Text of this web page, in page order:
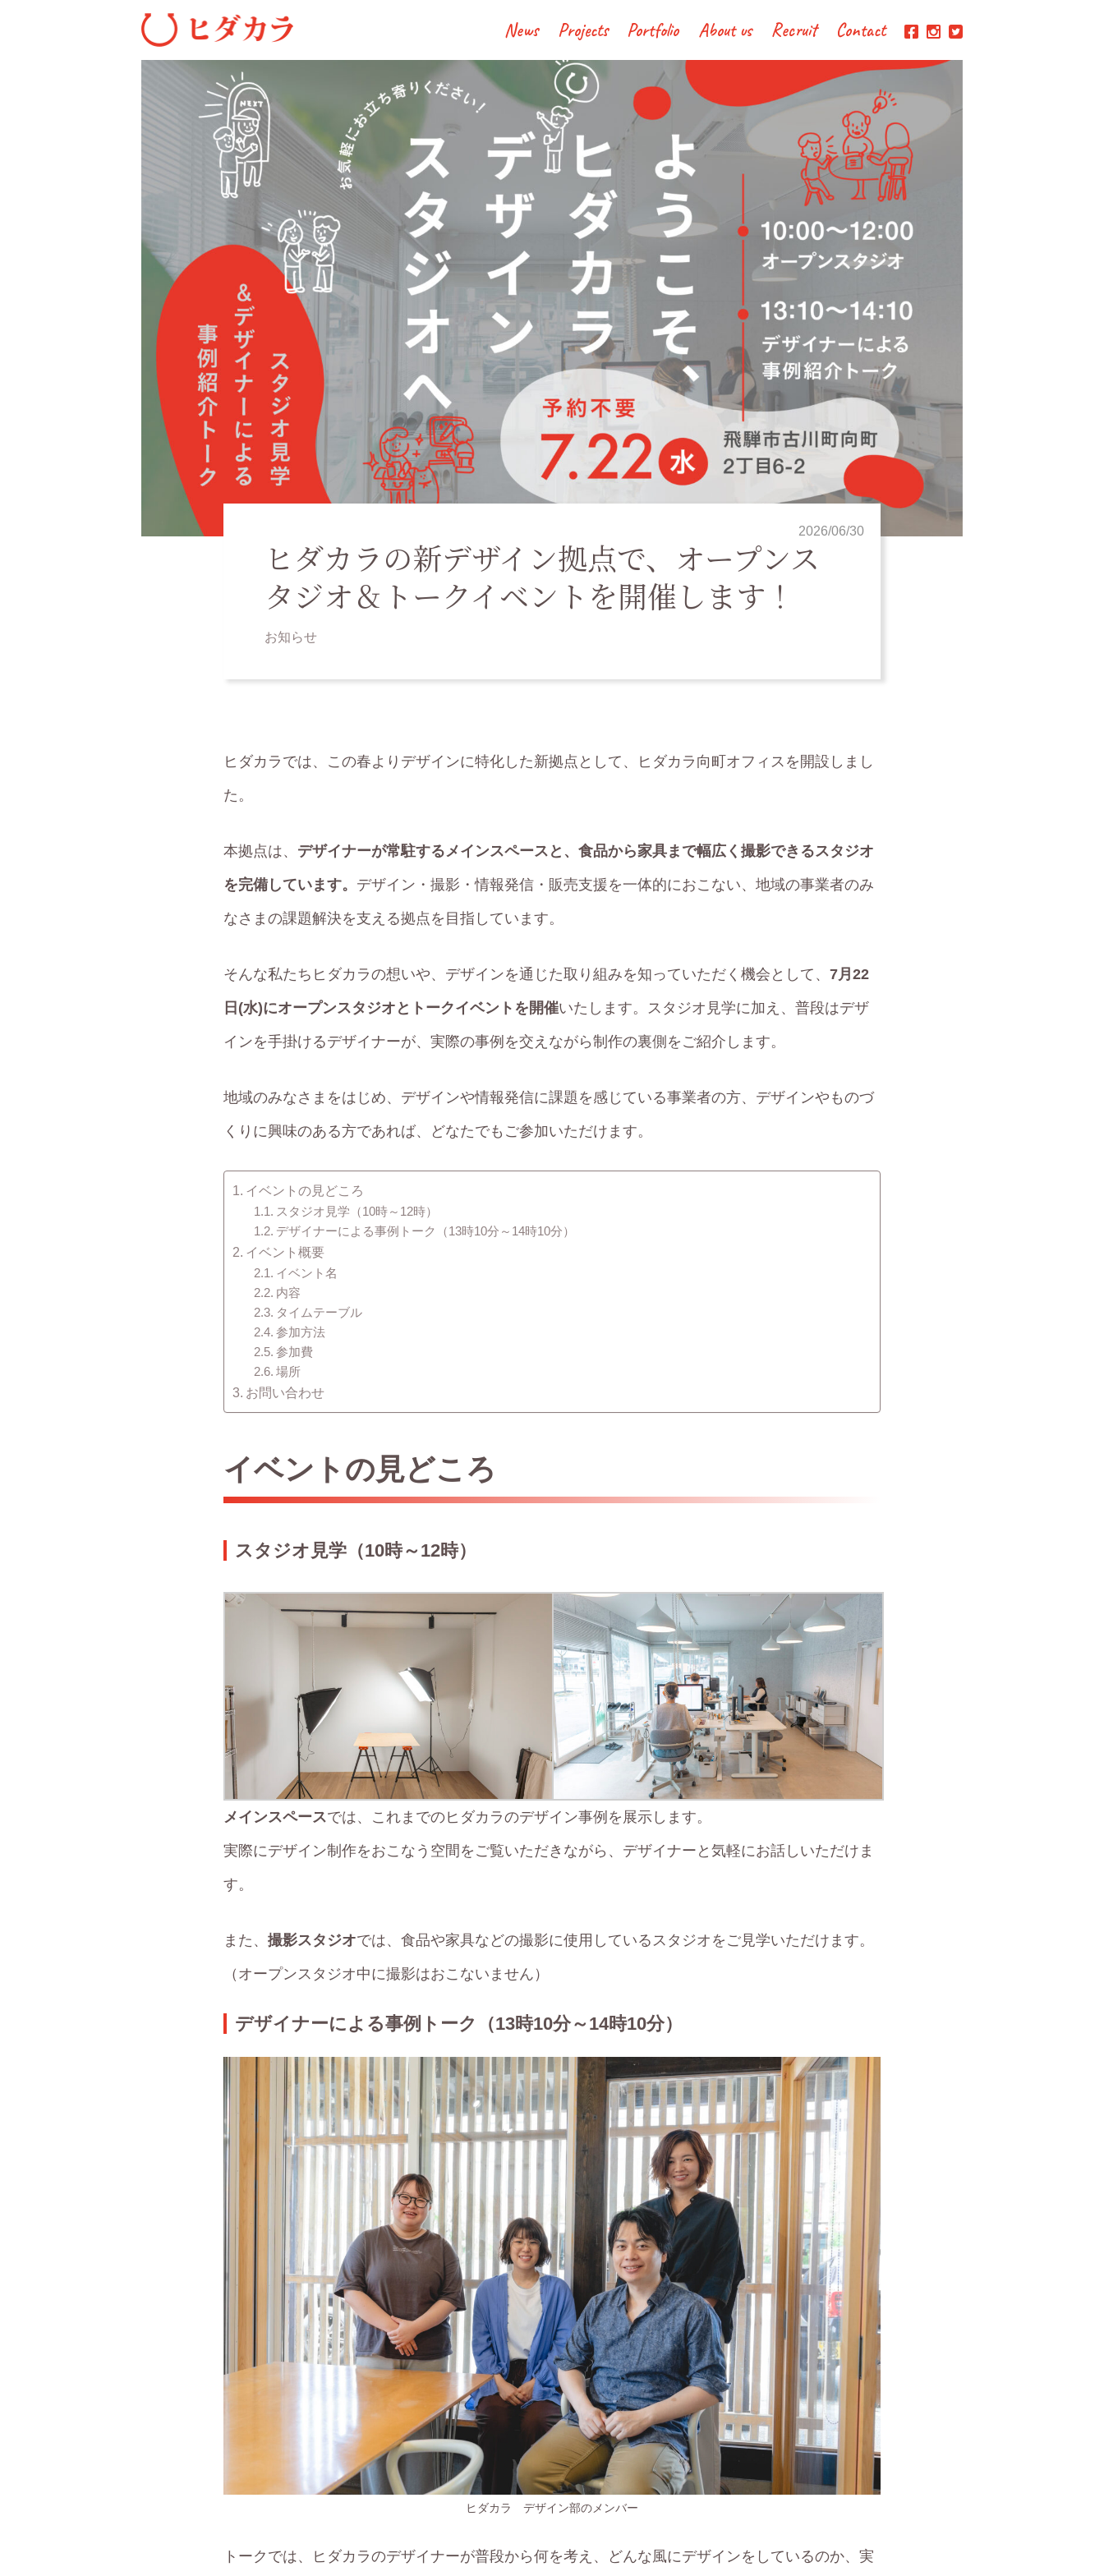
News Projects Portfolio About us Recruit Contact
2026/06/30
ヒダカラの新デザイン拠点で、オープンス
タジオ＆トークイベントを開催します！
お知らせ
ヒダカラでは、この春より デザインに特化した新拠点 として、ヒダカラ向町オフィスを開設しまし
た。
本拠点は、 デザイナーが常駐するメインスペースと、食品から家具まで幅広く撮影できるスタジオ
を完備しています。 デザイン・撮影・情報発信・販売支援を一体的におこない、地域の事業者のみ
なさまの課題解決を支える拠点を目指しています。
そんな私たちヒダカラの想いや、デザインを通じた取り組みを知っていただく機会として、 7月22
日(水)にオープンスタジオとトークイベントを開催いたします。スタジオ見学に加え、普段はデザ
インを手掛けるデザイナーが、実際の事例を交えながら制作の裏側をご紹介します。
地域のみなさまをはじめ、デザインや情報発信に課題を感じている事業者の方、デザインやものづ
くりに興味のある方であれば、どなたでもご参加いただけます。
イベントの見どころ
スタジオ見学（10時～12時）
デザイナーによる事例トーク（13時10分～14時10分）
イベント概要
イベント名
内容
タイムテーブル
参加方法
参加費
場所
お問い合わせ
イベントの見どころ
スタジオ見学（10時～12時）
メインスペースでは、これまでのヒダカラのデザイン事例を展示します。
実際にデザイン制作をおこなう空間をご覧いただきながら、デザイナーと気軽にお話しいただけま
す。
また、 撮影スタジオでは、食品や家具などの撮影に使用しているスタジオをご見学いただけます。
（オープンスタジオ中に撮影はおこないません）
デザイナーによる事例トーク（13時10分～14時10分）
ヒダカラ デザイン部のメンバー
トークでは、ヒダカラのデザイナーが普段から何を考え、どんな風にデザインをしているのか、実